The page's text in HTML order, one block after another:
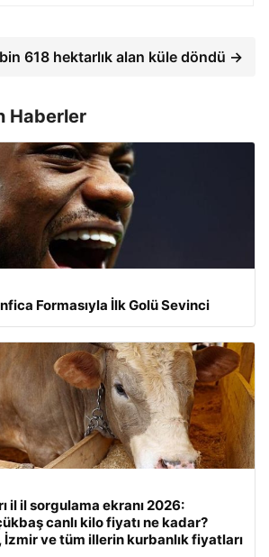
618 hektarlık alan küle döndü →
Haberler
Formasıyla İlk Golü Sevinci
il il sorgulama ekranı 2026:
canlı kilo fiyatı ne kadar?
ve tüm illerin kurbanlık fiyatları